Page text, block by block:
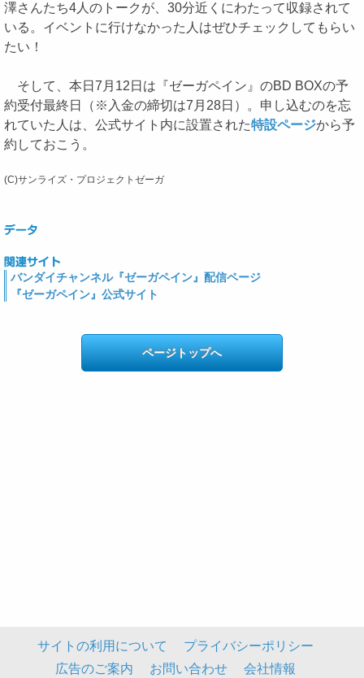
澤さんたち4人のトークが、30分近くにわたって収録されて
いる。イベントに行けなかった人はぜひチェックしてもらい
たい！
そして、本日7月12日は『ゼーガペイン』のBD BOXの予
約受付最終日（※入金の締切は7月28日）。申し込むのを忘
れていた人は、公式サイト内に設置された特設ページから予
約しておこう。
(C)サンライズ・プロジェクトゼーガ
バンダイチャンネル『ゼーガペイン』配信ページ
『ゼーガペイン』公式サイト
ページトップへ
サイトの利用について
プライバシーポリシー
広告のご案内
お問い合わせ 会社情報